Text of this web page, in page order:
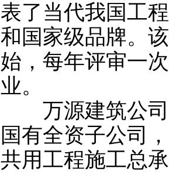
表了当代我国工
和国家级品牌。
始，每年评审一
业。
万源建筑公司
国有全资子公司
共用工程施工总